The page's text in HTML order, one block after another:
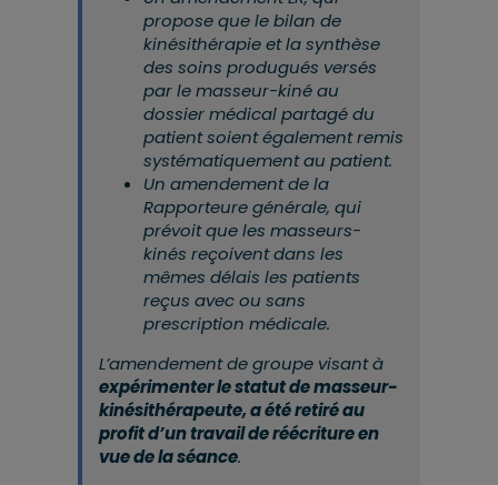
propose que le bilan de
kinésithérapie et la synthèse
des soins produgués versés
par le masseur-kiné au
dossier médical partagé du
patient soient également remis
systématiquement au patient.
Un amendement de la
Rapporteure générale, qui
prévoit que les masseurs-
kinés reçoivent dans les
mêmes délais les patients
reçus avec ou sans
prescription médicale.
L’amendement de groupe visant à
expérimenter le statut de masseur-
kinésithérapeute, a été retiré au
profit d’un travail de réécriture en
vue de la séance.